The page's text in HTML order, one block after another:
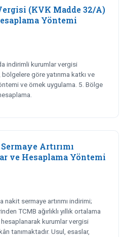
(KVK Madde 32/A)
Yöntemi
indirimli kurumlar vergisi
bölgelere göre yatırıma katkı ve
ve örnek uygulama. 5. Bölge
Artırımı
ve Hesaplama Yöntemi
sermaye artırımı indirimi;
TCMB ağırlıklı yıllık ortalama
hesaplanarak kurumlar vergisi
tanımaktadır. Usul, esaslar,